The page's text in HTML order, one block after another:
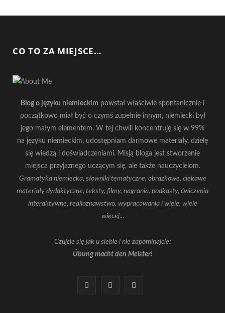
CO TO ZA MIEJSCE…
Blog o języku niemieckim powstał właściwie spontanicznie i
początkowo miał być o czymś zupełnie innym, niemiecki był
jego małym elementem. W tej chwili koncentruję się w 99%
na języku niemieckim, udostępniam darmowe materiały, dzielę
się wiedzą i doświadczeniami. Misją bloga jest stworzenie
miejsca przyjaznego uczącym się, ale także nauczycielom.
Gramatyka niemiecka, słowniki tematyczne, obrazkowe, ciekawe
materiały dydaktyczne, teksty, filmy, nagrania, podkasty, ćwiczenia
interaktywne, realioznawstwo, wypracowania i wiele, wiele
więcej...
Czujcie się jak u siebie i nie zapominajcie:
Übung macht den Meister!